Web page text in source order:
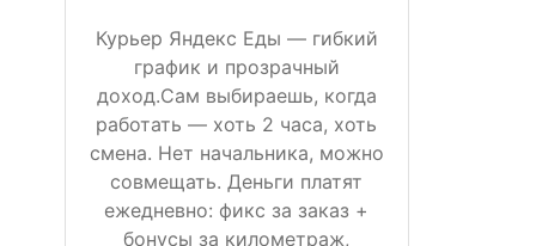
Курьер Яндекс Еды — гибкий
график и прозрачный
доход.Сам выбираешь, когда
работать — хоть 2 часа, хоть
смена. Нет начальника, можно
совмещать. Деньги платят
ежедневно: фикс за заказ +
бонусы за километраж,